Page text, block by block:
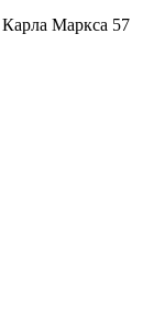
Маркса 57